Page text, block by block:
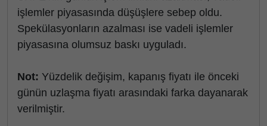
işlemler piyasasında düşüşlere sebep oldu.
Spekülasyonların azalması ise vadeli işlemler
piyasasına olumsuz baskı uyguladı.
Not: Yüzdelik değişim, kapanış fiyatı ile önceki
günün uzlaşma fiyatı arasındaki farka dayanarak
verilmiştir.